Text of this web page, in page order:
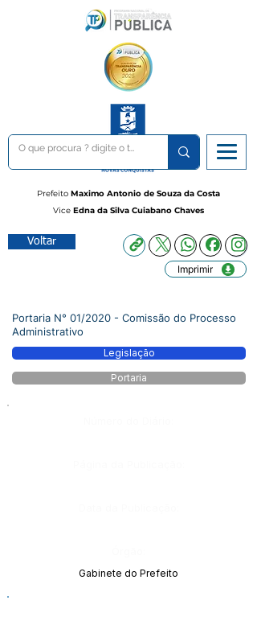
Prefeito Maximo Antonio de Souza da Costa
Vice Edna da Silva Cuiabano Chaves
Voltar
Imprimir
Portaria N° 01/2020 - Comissão do Processo
Administrativo
Legislação
Portaria
Gabinete do Prefeito